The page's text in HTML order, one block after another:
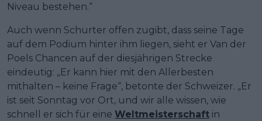
Niveau bestehen.“
Auch wenn Schurter offen zugibt, dass seine Tage
auf dem Podium hinter ihm liegen, sieht er Van der
Poels Chancen auf der diesjährigen Strecke
eindeutig: „Er kann hier mit den Allerbesten
mithalten – keine Frage“, betonte der Schweizer. „Er
ist seit Sonntag vor Ort, und wir alle wissen, wie
schnell er sich für eine Weltmeisterschaft in